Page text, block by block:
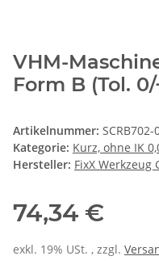
VHM-
Form B (Tol.
Artikelnummer: SCRB702-
Kategorie: Kurz, ohne IK
Hersteller: FixX Werkzeug
74,34 €
exkl. 19% USt. , zzgl.